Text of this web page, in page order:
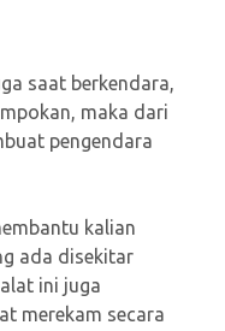
saat berkendara,
maka dari
pengendara
kalian
ada disekitar
ini juga
merekam secara